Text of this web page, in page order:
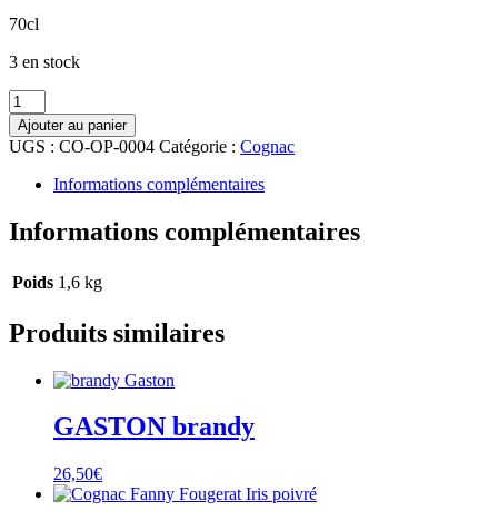
70cl
3 en stock
quantité
de
CAMUS,
BORDERIES
VSOP
Ajouter au panier
UGS : CO-OP-0004 Catégorie : Cognac
Informations complémentaires
Informations complémentaires
Poids 1,6 kg
Produits similaires
GASTON brandy
26,50€